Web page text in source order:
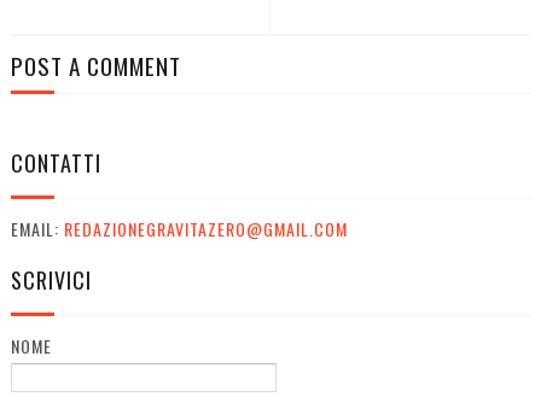
POST A COMMENT
CONTATTI
EMAIL: REDAZIONEGRAVITAZERO@GMAIL.COM
SCRIVICI
NOME